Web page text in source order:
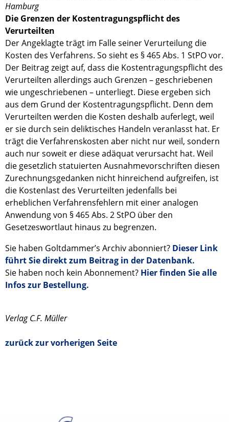
Hamburg
Die Grenzen der Kostentragungspflicht des
Verurteilten
Der Angeklagte trägt im Falle seiner Verurteilung die
Kosten des Verfahrens. So sieht es § 465 Abs. 1 StPO vor.
Der Beitrag zeigt auf, dass die Kostentragungspflicht des
Verurteilten allerdings auch Grenzen – geschriebenen
wie ungeschriebenen – unterliegt. Diese ergeben sich
aus dem Grund der Kostentragungspflicht. Denn dem
Verurteilten werden die Kosten deshalb auferlegt, weil
er sie durch sein deliktisches Handeln veranlasst hat. Er
trägt die Verfahrenskosten aber nicht nur weil, sondern
auch nur soweit er diese adäquat verursacht hat. Weil
die gesetzlich statuierten Ausnahmevorschriften diesen
Zurechnungsgedanken nicht hinreichend aufgreifen, ist
die Kostenlast des Verurteilten jedenfalls bei
erheblichen Verfahrensfehlern mit einer analogen
Anwendung von § 465 Abs. 2 StPO über den
Gesetzeswortlaut hinaus zu begrenzen.
Sie haben Goltdammer’s Archiv abonniert? Dieser Link
führt Sie direkt zum Beitrag in der Datenbank.
Sie haben noch kein Abonnement? Hier finden Sie alle
Infos zur Bestellung.
Verlag C.F. Müller
zurück zur vorherigen Seite